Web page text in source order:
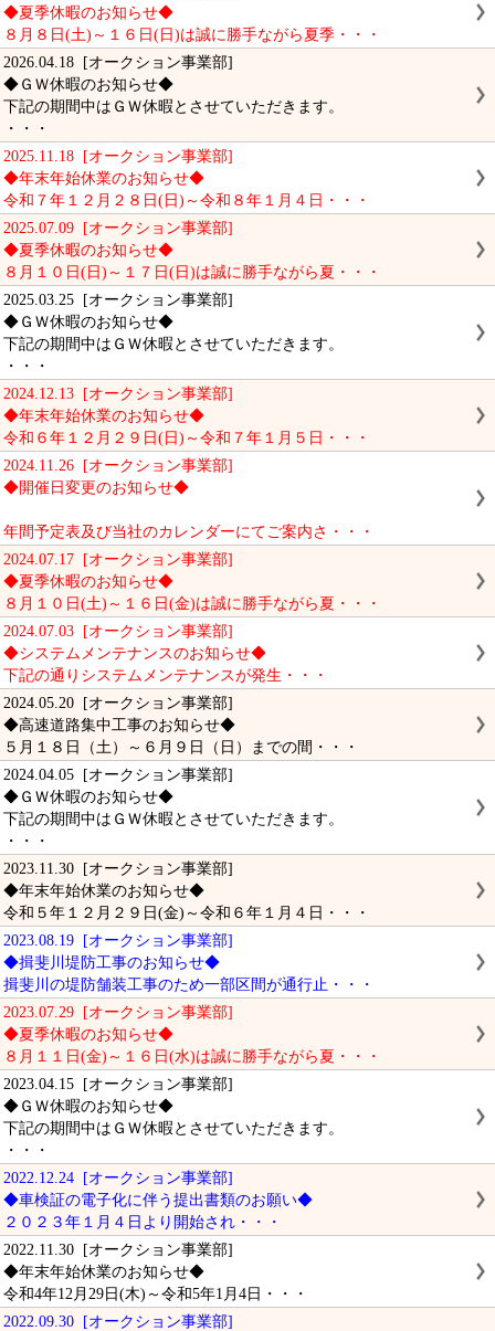
◆夏季休暇のお知らせ◆
８月８日(土)～１６日(日)は誠に勝手ながら夏季・・・
2026.04.18 [オークション事業部]
◆ＧＷ休暇のお知らせ◆
下記の期間中はＧＷ休暇とさせていただきます。
・・・
2025.11.18 [オークション事業部]
◆年末年始休業のお知らせ◆
令和７年１２月２８日(日)～令和８年１月４日・・・
2025.07.09 [オークション事業部]
◆夏季休暇のお知らせ◆
８月１０日(日)～１７日(日)は誠に勝手ながら夏・・・
2025.03.25 [オークション事業部]
◆ＧＷ休暇のお知らせ◆
下記の期間中はＧＷ休暇とさせていただきます。
・・・
2024.12.13 [オークション事業部]
◆年末年始休業のお知らせ◆
令和６年１２月２９日(日)～令和７年１月５日・・・
2024.11.26 [オークション事業部]
◆開催日変更のお知らせ◆
年間予定表及び当社のカレンダーにてご案内さ・・・
2024.07.17 [オークション事業部]
◆夏季休暇のお知らせ◆
８月１０日(土)～１６日(金)は誠に勝手ながら夏・・・
2024.07.03 [オークション事業部]
◆システムメンテナンスのお知らせ◆
下記の通りシステムメンテナンスが発生・・・
2024.05.20 [オークション事業部]
◆高速道路集中工事のお知らせ◆
５月１８日（土）～６月９日（日）までの間・・・
2024.04.05 [オークション事業部]
◆ＧＷ休暇のお知らせ◆
下記の期間中はＧＷ休暇とさせていただきます。
・・・
2023.11.30 [オークション事業部]
◆年末年始休業のお知らせ◆
令和５年１２月２９日(金)～令和６年１月４日・・・
2023.08.19 [オークション事業部]
◆揖斐川堤防工事のお知らせ◆
揖斐川の堤防舗装工事のため一部区間が通行止・・・
2023.07.29 [オークション事業部]
◆夏季休暇のお知らせ◆
８月１１日(金)～１６日(水)は誠に勝手ながら夏・・・
2023.04.15 [オークション事業部]
◆ＧＷ休暇のお知らせ◆
下記の期間中はＧＷ休暇とさせていただきます。
・・・
2022.12.24 [オークション事業部]
◆車検証の電子化に伴う提出書類のお願い◆
２０２３年１月４日より開始され・・・
2022.11.30 [オークション事業部]
◆年末年始休業のお知らせ◆
令和4年12月29日(木)～令和5年1月4日・・・
2022.09.30 [オークション事業部]